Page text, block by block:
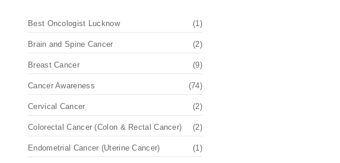
Best Oncologist Lucknow (1)
Brain and Spine Cancer (2)
Breast Cancer (9)
Cancer Awareness (74)
Cervical Cancer (2)
Colorectal Cancer (Colon & Rectal Cancer) (2)
Endometrial Cancer (Uterine Cancer) (1)